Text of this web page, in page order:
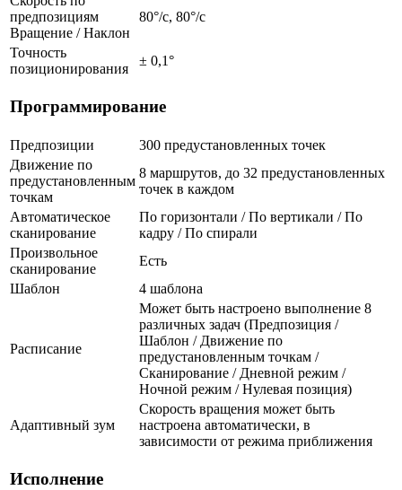
предпозициям
Вращение / Наклон
80°/с, 80°/с
Точность
позиционирования
± 0,1°
Программирование
Предпозиции
300 предустановленных точек
Движение по
предустановленным
точкам
8 маршрутов, до 32 предустановленных
точек в каждом
Автоматическое
сканирование
По горизонтали / По вертикали / По
кадру / По спирали
Произвольное
сканирование
Есть
Шаблон
4 шаблона
Расписание
Может быть настроено выполнение 8
различных задач (Предпозиция /
Шаблон / Движение по
предустановленным точкам /
Сканирование / Дневной режим /
Ночной режим / Нулевая позиция)
Адаптивный зум
Скорость вращения может быть
настроена автоматически, в
зависимости от режима приближения
Исполнение